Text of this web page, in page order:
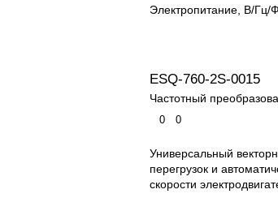
Электропитание, В/Гц/Ф
ESQ-760-2S-0015
Частотный
0 0
Универсальный
перегрузок и
скорости